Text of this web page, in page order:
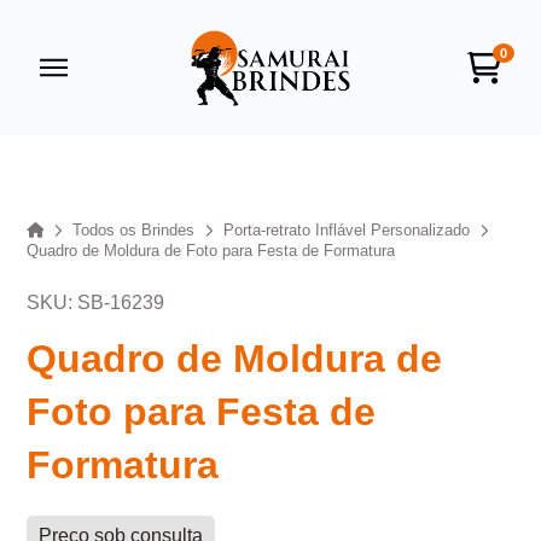
0
HomeTodos os Brindes
Porta-retrato Inflável Personalizado
Quadro de Moldura de Foto para Festa de Formatura
SKU: SB-16239
Quadro de Moldura de
Foto para Festa de
Formatura
Preço sob consulta